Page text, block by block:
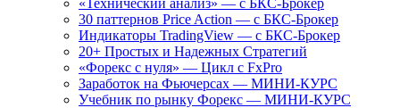
«Технический анализ» — с БКС-Брокер
30 паттернов Price Action — с БКС-Брокер
Индикаторы TradingView — с БКС-Брокер
20+ Простых и Надежных Стратегий
«Форекс с нуля» — Цикл с FxPro
Заработок на Фьючерсах — МИНИ-КУРС
Учебник по рынку Форекс — МИНИ-КУРС